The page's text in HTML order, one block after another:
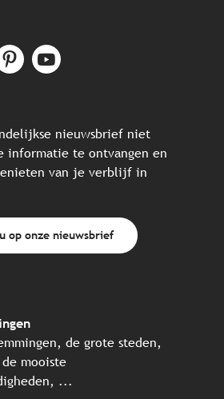
nieuwsbrief niet
informatie te ontvangen en
van je verblijf in
op onze nieuwsbrief
de grote steden,
mooiste
...